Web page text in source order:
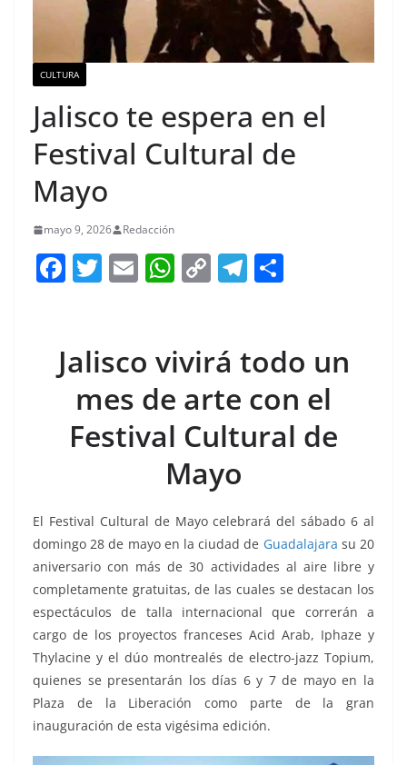
CULTURA
Jalisco te espera en el
Festival Cultural de
Mayo
mayo 9, 2026 Redacción
F
e
b
o
o
T
er
E
l
W
s
A
p
p
C
y
Li
n
k
T
gr
a
m
e
Jalisco vivirá todo un
mes de arte con el
Festival Cultural de
Mayo
El Festival Cultural de Mayo celebrará del sábado 6 al
domingo 28 de mayo en la ciudad de Guadalajara su 20
aniversario con más de 30 actividades al aire libre y
completamente gratuitas, de las cuales se destacan los
espectáculos de talla internacional que correrán a
cargo de los proyectos franceses Acid Arab, Iphaze y
Thylacine y el dúo montrealés de electro-jazz Topium,
quienes se presentarán los días 6 y 7 de mayo en la
Plaza de la Liberación como parte de la gran
inauguración de esta vigésima edición.